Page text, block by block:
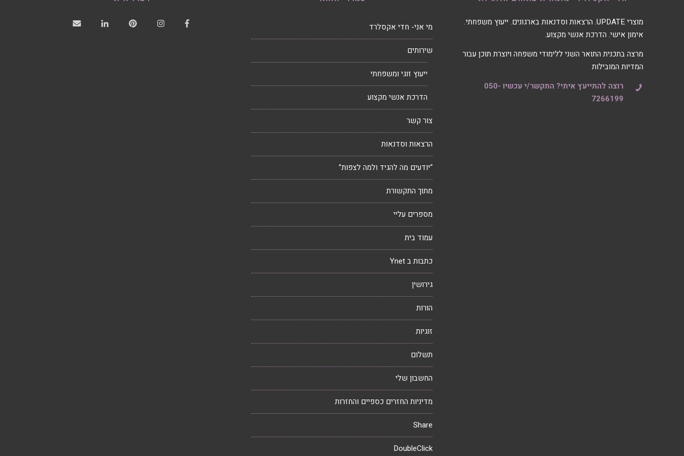
מי אני- חדי אקסלרד
שירותים
ייעוץ זוגי ומשפחתי
הדרכת אנשי מקצוע
צור קשר
הרצאות וסדנאות
“יודעים מה להגיד ולמה לצפות”
מתוך התקשורת
מספרים עליי
עמוד בית
כתבות ב Ynet
גירושין
הורות
זוגיות
תשלום
החשבון שלי
מדיניות החזרים כספיים והחזרות
Share
DoubleClick
מוצרי UPDATE. הרצאות וסדנאות בארגונים. ייעוץ משפחתי.
אימון אישי. הדרכת אנשי מקצוע.
מרצה בתכנית התואר השני ללימודי משפחה ויוצרת תוכן עבור
המדיות המובילות
רוצה להתייעץ איתי? התקשר/י עכשיו 050-
7266199